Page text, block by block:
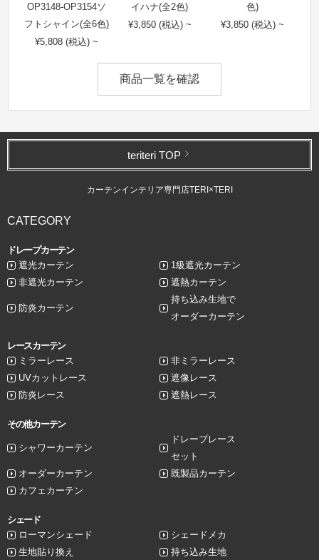
OP3148-OP3154ソ
フトシャイン(全6色)
¥5,808 (税込) ~
イハナ(全2色)
¥3,850 (税込) ~
色)
¥3,850 (税込) ~
商品一覧を確認
teriteri TOP
カーテンインテリア専門店TERI×TERI
CATEGORY
ドレープカーテン
遮光カーテン
1級遮光カーテン
非遮光カーテン
遮熱カーテン
防炎カーテン
持ち込み生地で
オーダーカーテン
レースカーテン
ミラーレース
非ミラーレース
UVカットレース
遮像レース
防炎レース
遮熱レース
その他カーテン
シャワーカーテン
ドレープレース
セット
オーダーカーテン
既製品カーテン
カフェカーテン
シェード
ローマンシェード
シェードメカ
生地貼り換え
持ち込み生地